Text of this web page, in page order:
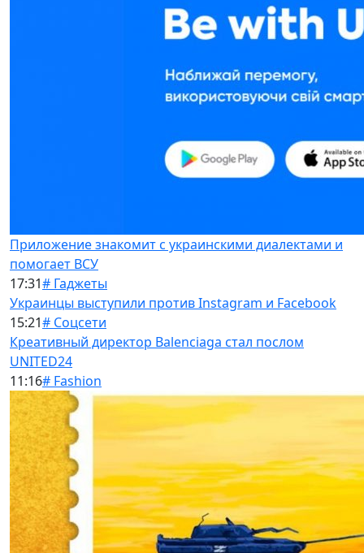
Приложение знакомит с украинскими диалектами и
помогает ВСУ
17:31# Гаджеты
Украинцы выступили против Instagram и Facebook
15:21# Соцсети
Креативный директор Balenciaga стал послом
UNITED24
11:16# Fashion